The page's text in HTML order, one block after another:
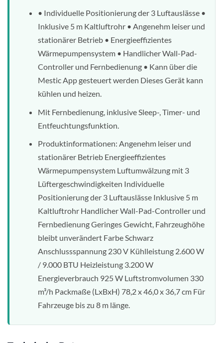
• Individuelle Positionierung der 3 Luftauslässe •
Inklusive 5 m Kaltluftrohr • Angenehm leiser und
stationärer Betrieb • Energieeffizientes
Wärmepumpensystem • Handlicher Wall-Pad-
Controller und Fernbedienung • Kann über die
Mestic App gesteuert werden Dieses Gerät kann
kühlen und heizen.
Mit Fernbedienung, inklusive Sleep-, Timer- und
Entfeuchtungsfunktion.
Produktinformationen: Angenehm leiser und
stationärer Betrieb Energieeffizientes
Wärmepumpensystem Luftumwälzung mit 3
Lüftergeschwindigkeiten Individuelle
Positionierung der 3 Luftauslässe Inklusive 5 m
Kaltluftrohr Handlicher Wall-Pad-Controller und
Fernbedienung Geringes Gewicht, Fahrzeughöhe
bleibt unverändert Farbe Schwarz
Anschlussspannung 230 V Kühlleistung 2.600 W
/ 9.000 BTU Heizleistung 3.200 W
Energieverbrauch 925 W Luftstromvolumen 330
m³/h Packmaße (LxBxH) 78,2 x 46,0 x 36,7 cm Für
Fahrzeuge bis zu 8 m länge.